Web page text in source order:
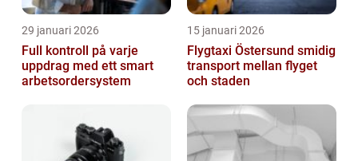
29 januari 2026
Full kontroll på varje
uppdrag med ett smart
arbetsordersystem
15 januari 2026
Flygtaxi Östersund smidig
transport mellan flyget
och staden